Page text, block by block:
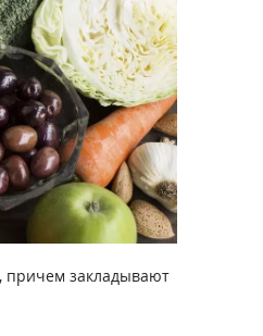
причем закладывают